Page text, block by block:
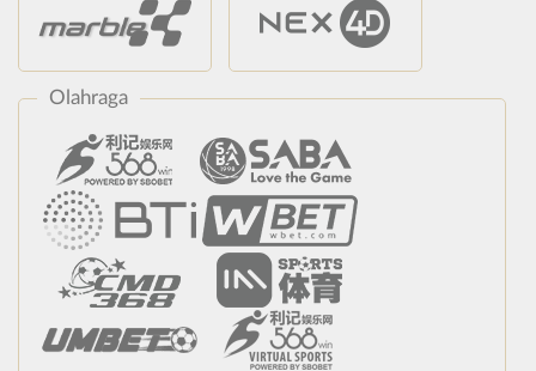
Olahraga